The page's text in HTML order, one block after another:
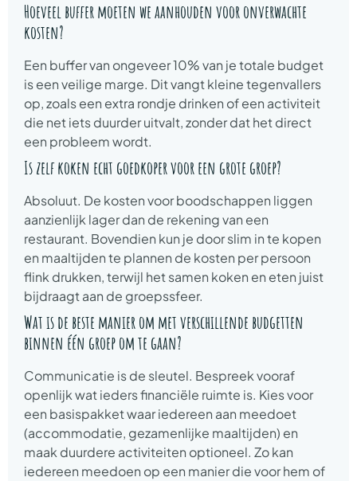
Hoeveel buffer moeten we aanhouden voor onverwachte
kosten?
Een buffer van ongeveer 10% van je totale budget
is een veilige marge. Dit vangt kleine tegenvallers
op, zoals een extra rondje drinken of een activiteit
die net iets duurder uitvalt, zonder dat het direct
een probleem wordt.
Is zelf koken echt goedkoper voor een grote groep?
Absoluut. De kosten voor boodschappen liggen
aanzienlijk lager dan de rekening van een
restaurant. Bovendien kun je door slim in te kopen
en maaltijden te plannen de kosten per persoon
flink drukken, terwijl het samen koken en eten juist
bijdraagt aan de groepssfeer.
Wat is de beste manier om met verschillende budgetten
binnen één groep om te gaan?
Communicatie is de sleutel. Bespreek vooraf
openlijk wat ieders financiële ruimte is. Kies voor
een basispakket waar iedereen aan meedoet
(accommodatie, gezamenlijke maaltijden) en
maak duurdere activiteiten optioneel. Zo kan
iedereen meedoen op een manier die voor hem of